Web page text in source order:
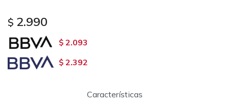
$ 2.990
$ 2.093
$ 2.392
Características